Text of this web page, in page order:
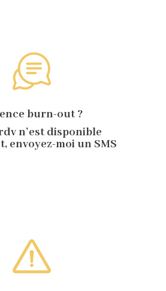
burn-out ?
n’est disponible
envoyez-moi un SMS